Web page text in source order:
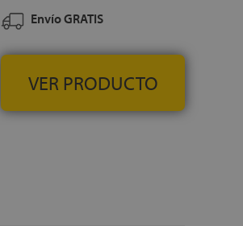
Envío GRATIS
VER PRODUCTO